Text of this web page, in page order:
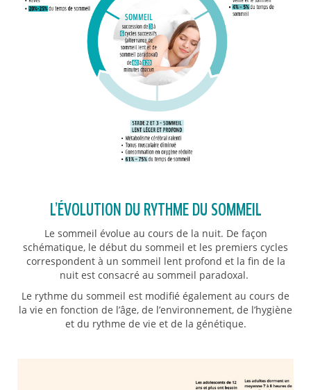
L’ÉVOLUTION DU RYTHME DU SOMMEIL
Le sommeil évolue au cours de la nuit. De façon
schématique, le début du sommeil et les premiers cycles
correspondent à un sommeil lent profond et la fin de la
nuit est consacré au sommeil paradoxal.
Le rythme du sommeil est modifié également au cours de
la vie en fonction de l’âge, de l’environnement, de l’hygiène
et du rythme de vie et de la génétique.